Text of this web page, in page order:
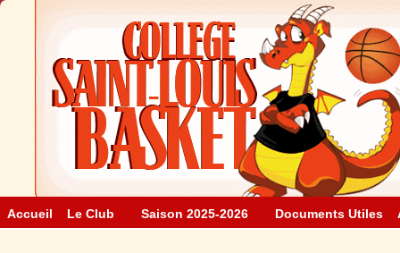
Accueil Le Club Saison 2025-2026 Documents Utiles